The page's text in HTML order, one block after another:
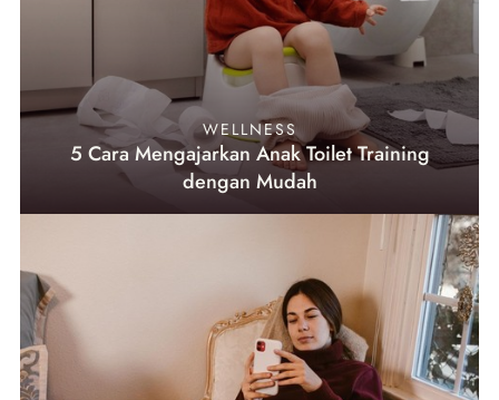
WELLNESS
5 Cara Mengajarkan Anak Toilet Training
dengan Mudah